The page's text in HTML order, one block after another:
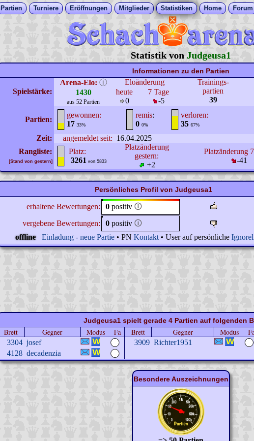
Partien Turniere Eröffnungen Mitglieder Statistiken Home Forum
Statistik von Judgeusa1
Informationen zu den Partien
Spielstärke:
Arena-Elo: ⓘ
1430
aus 52 Partien
Eloänderung
Trainings-
partien
39
heute
0
7 Tage
-5
Partien:
gewonnen:
17 33%
remis:
0 0%
verloren:
35 67%
Zeit:
angemeldet seit: 16.04.2025
Rangliste:
[Stand von gestern]
Platz:
3261 von 5833
Platzänderung
gestern:
+2
Platzänderung
-41
Persönliches Profil von Judgeusa1
erhaltene Bewertungen: 0 positiv 🛈
vergebene Bewertungen:
0 positiv 🛈
offline
Einladung - neue Partie • PN Kontakt • User auf persönliche
Judgeusa1 spielt gerade 4 Partien auf folgenden
Brett Gegner Modus Fa Brett Gegner Modus
3304 josef 3909 Richter1951
4128 decadenzia
Besondere Auszeichnungen